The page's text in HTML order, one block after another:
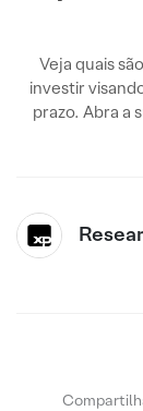
Veja quais
investir
prazo. Abra a